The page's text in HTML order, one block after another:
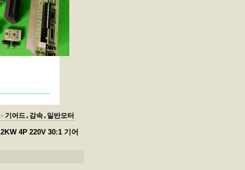
> 기어드,감속,일반모터
4P 220V 30:1 기어